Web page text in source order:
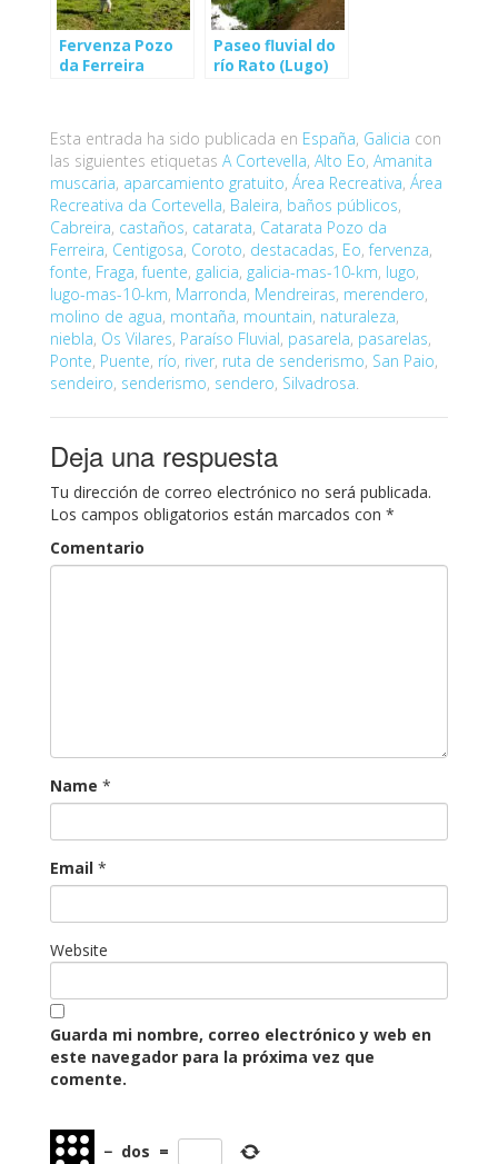
Fervenza Pozo
da Ferreira
Paseo fluvial do
río Rato (Lugo)
Esta entrada ha sido publicada en España, Galicia con
las siguientes etiquetas A Cortevella, Alto Eo, Amanita
muscaria, aparcamiento gratuito, Área Recreativa, Área
Recreativa da Cortevella, Baleira, baños públicos,
Cabreira, castaños, catarata, Catarata Pozo da
Ferreira, Centigosa, Coroto, destacadas, Eo,fervenza,
fonte, Fraga,fuente, galicia, galicia-mas-10-km, lugo,
lugo-mas-10-km, Marronda, Mendreiras, merendero,
molino de agua, montaña, mountain, naturaleza,
niebla, Os Vilares, Paraíso Fluvial, pasarela, pasarelas,
Ponte, Puente, río, river, ruta de senderismo, San Paio,
sendeiro, senderismo, sendero, Silvadrosa.
Deja una respuesta
Tu dirección de correo electrónico no será publicada.
Los campos obligatorios están marcados con *
Comentario
Name *
Email *
Website
Guarda mi nombre, correo electrónico y web en
este navegador para la próxima vez que
comente.
− dos =